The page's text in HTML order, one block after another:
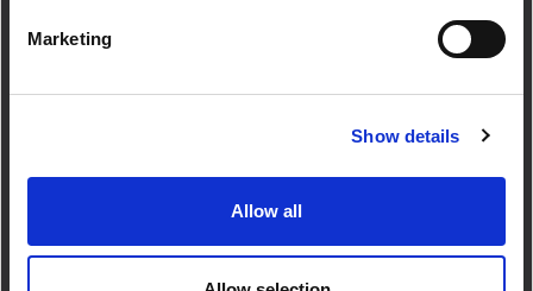
Marketing
Show details
Allow all
Ιερά Οδός 159 & Πέτρας, Αιγάλεω 12241
Σαβ 08:00 – 15:00